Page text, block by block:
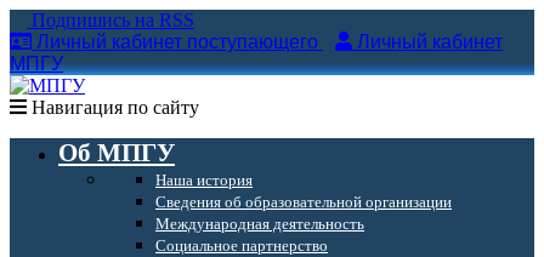
Подпишись на RSS
Личный кабинет поступающего
Личный кабинет
МПГУ
Навигация по сайту
Об МПГУ
Наша история
Сведения об образовательной организации
Международная деятельность
Социальное партнерство